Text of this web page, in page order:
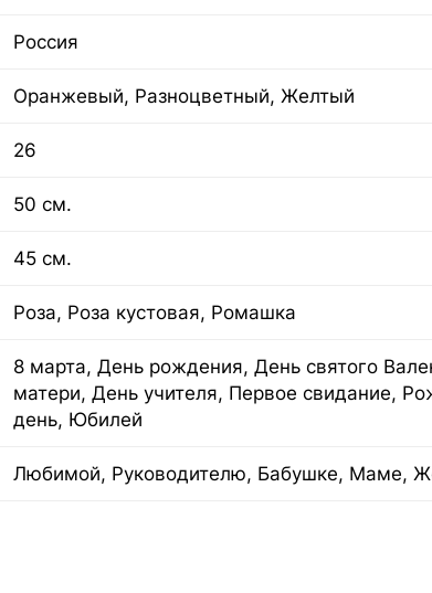
Россия
Оранжевый, Разноцветный, Желтый
26
50 см.
45 см.
Роза, Роза кустовая, Ромашка
8 марта, День рождения, День святого
матери, День учителя, Первое свидание,
день, Юбилей
Любимой, Руководителю, Бабушке, Маме,